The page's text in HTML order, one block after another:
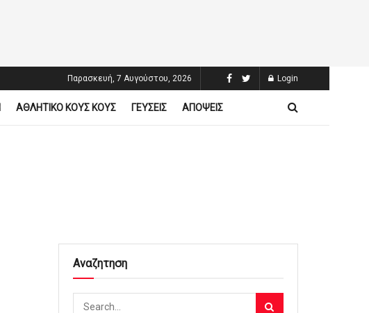
Παρασκευή, 7 Αυγούστου, 2026 Login
ΑΘΛΗΤΙΚΟ ΚΟΥΣ ΚΟΥΣ ΓΕΥΣΕΙΣ ΑΠΟΨΕΙΣ
Αναζητηση